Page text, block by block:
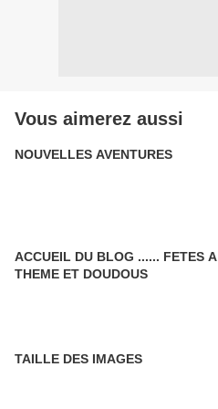
Vous aimerez aussi
NOUVELLES AVENTURES
ACCUEIL DU BLOG ...... FETES A
THEME ET DOUDOUS
TAILLE DES IMAGES